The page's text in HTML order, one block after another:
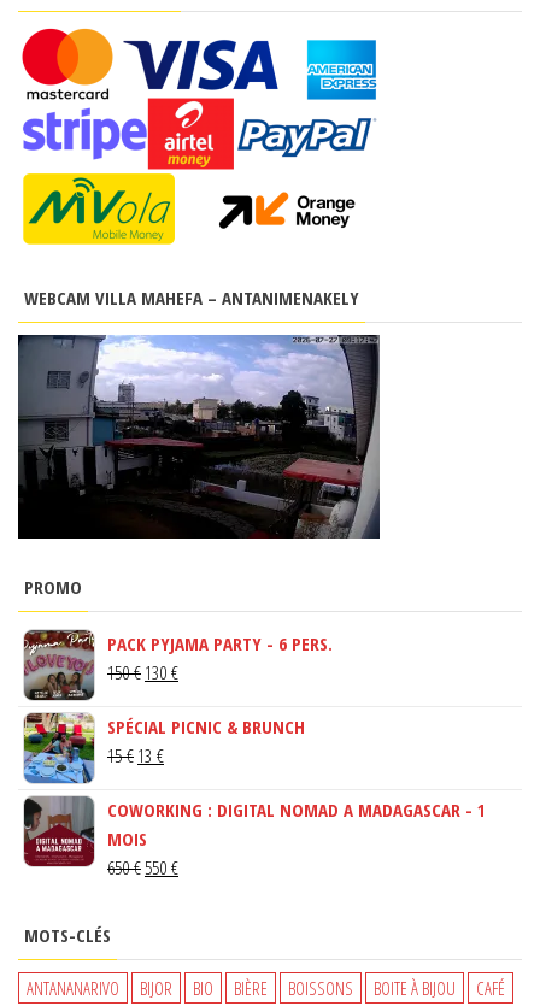
WEBCAM VILLA MAHEFA – ANTANIMENAKELY
PROMO
PACK PYJAMA PARTY - 6 PERS.
150€ LE
INITIAL
ÉTAIT :
130 €LE
ACTUEL
SPÉCIAL PICNIC & BRUNCH
15€ LE
INITIAL
ÉTAIT :
15 €.
13 €LE
ACTUEL
13 €.
COWORKING : DIGITAL NOMAD A MADAGASCAR - 1
MOIS
650€ LE
650 €.
550 €LE
550 €.
MOTS-CLÉS
ANTANANARIVO BIJOR BIO BIÈRE BOISSONS BOITE À BIJOU CAFÉ